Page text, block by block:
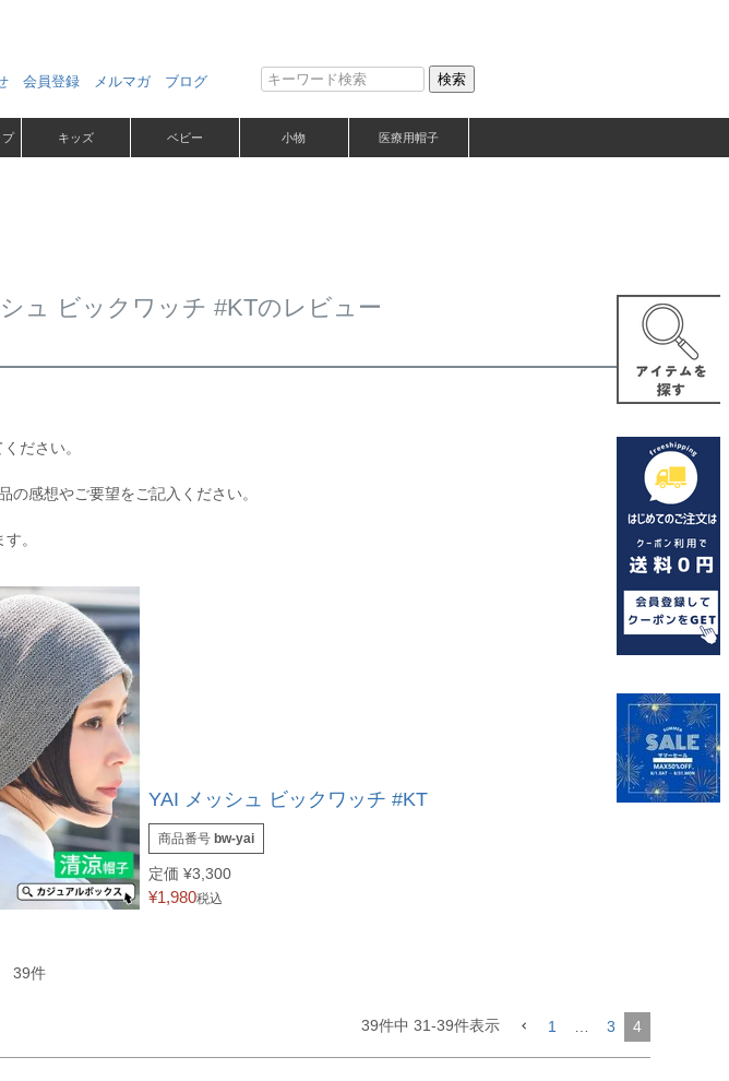
会員登録 メルマガ ブログ 検索
プ キッズ ベビー 小物 医療用帽子
ュ ビックワッチ #KTのレビュー
ださい。
感想やご要望をご記入ください。
。
YAI メッシュ ビックワッチ #KT
商品番号 bw-yai
定価 ¥3,300
¥1,980税込
39
39件中 31-39件表示 1 3 4